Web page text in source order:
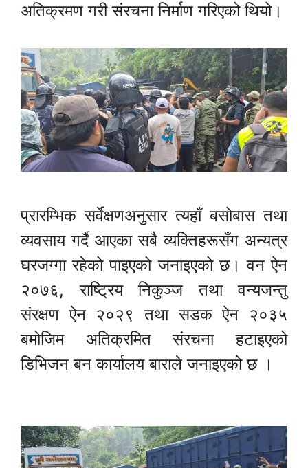
अतिक्रमण गरी संरचना निर्माण गरिएको थियो।
प्रारम्भिक सर्वेक्षणअनुसार त्यहाँ बसोबास तथा
व्यवसाय गर्दै आएका सबै व्यक्तिहरूसँग अन्यत्र
घरजग्गा रहेको पाइएको जनाइएको छ। वन ऐन
२०७६, राष्ट्रिय निकुञ्ज तथा वन्यजन्तु
संरक्षण ऐन २०२९ तथा सडक ऐन २०३५
बमोजिम अतिक्रमित संरचना हटाइएको
डिभिजन बन कार्यालय बाराले जनाइएको छ ।